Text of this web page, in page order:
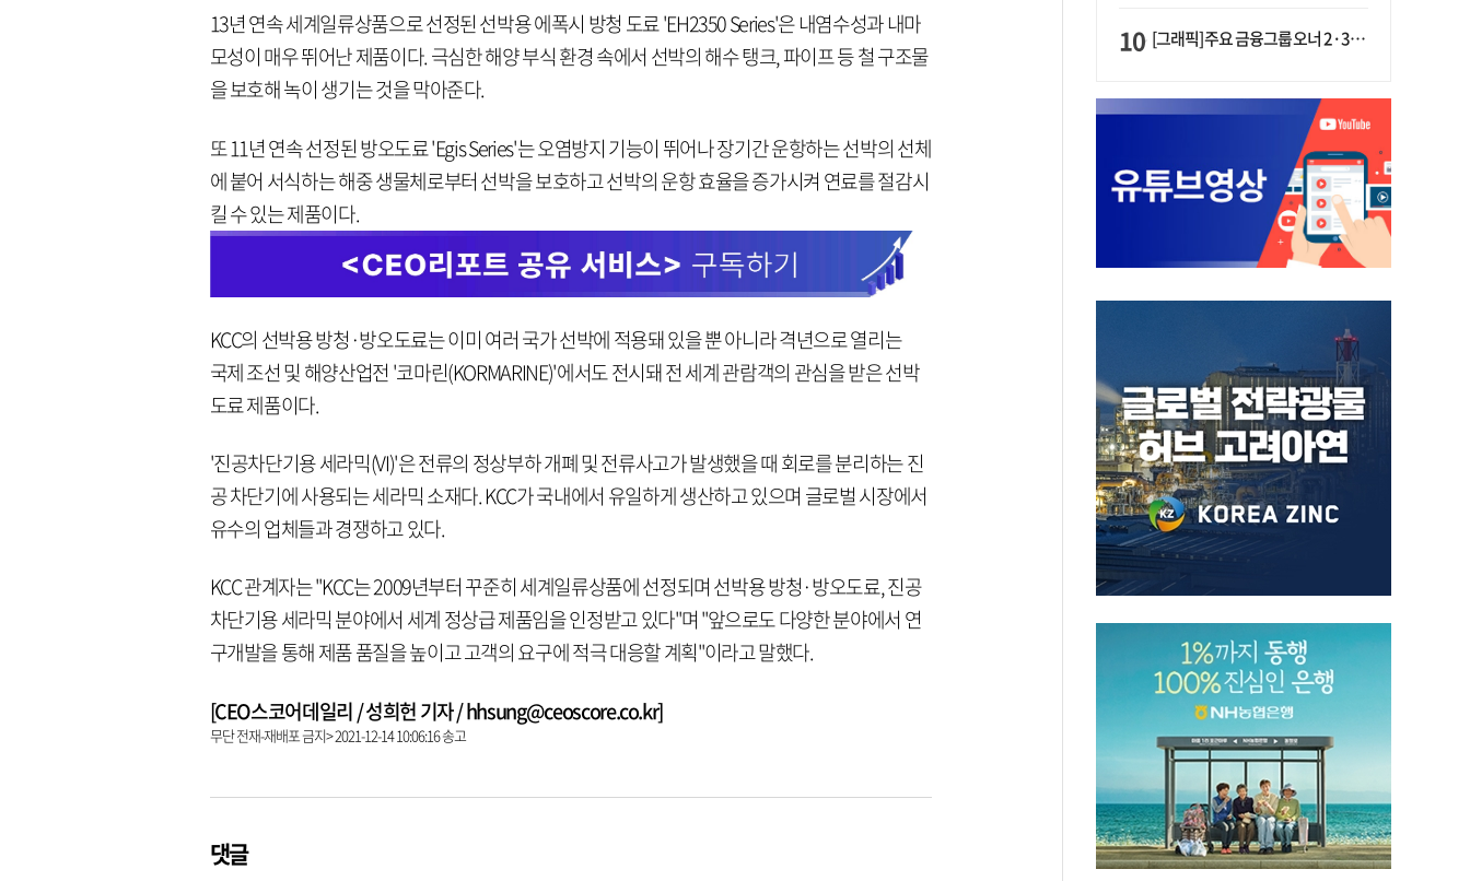
13년 연속 세계일류상품으로 선정된 선박용 에폭시 방청 도료 'EH2350 Series'은 내염수성과 내마
모성이 매우 뛰어난 제품이다. 극심한 해양 부식 환경 속에서 선박의 해수 탱크, 파이프 등 철 구조물
을 보호해 녹이 생기는 것을 막아준다.
또 11년 연속 선정된 방오도료 'Egis Series'는 오염방지 기능이 뛰어나 장기간 운항하는 선박의 선체
에 붙어 서식하는 해중 생물체로부터 선박을 보호하고 선박의 운항 효율을 증가시켜 연료를 절감시
킬 수 있는 제품이다.
KCC의 선박용 방청·방오도료는 이미 여러 국가 선박에 적용돼 있을 뿐 아니라 격년으로 열리는
국제 조선 및 해양산업전 '코마린(KORMARINE)'에서도 전시돼 전 세계 관람객의 관심을 받은 선박
도료 제품이다.
'진공차단기용 세라믹(VI)'은 전류의 정상부하 개폐 및 전류사고가 발생했을 때 회로를 분리하는 진
공 차단기에 사용되는 세라믹 소재다. KCC가 국내에서 유일하게 생산하고 있으며 글로벌 시장에서
유수의 업체들과 경쟁하고 있다.
KCC 관계자는 "KCC는 2009년부터 꾸준히 세계일류상품에 선정되며 선박용 방청·방오도료, 진공
차단기용 세라믹 분야에서 세계 정상급 제품임을 인정받고 있다"며 "앞으로도 다양한 분야에서 연
구개발을 통해 제품 품질을 높이고 고객의 요구에 적극 대응할 계획"이라고 말했다.
[CEO스코어데일리 / 성희헌 기자 / hhsung@ceoscore.co.kr]
무단 전재-재배포 금지> 2021-12-14 10:06:16 송고
댓글
[그래픽] 주요 금융그룹 오너 2·3세 현황